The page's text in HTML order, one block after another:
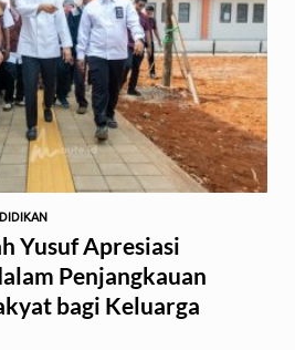
Yusuf Apresiasi
Penjangkauan
bagi Keluarga